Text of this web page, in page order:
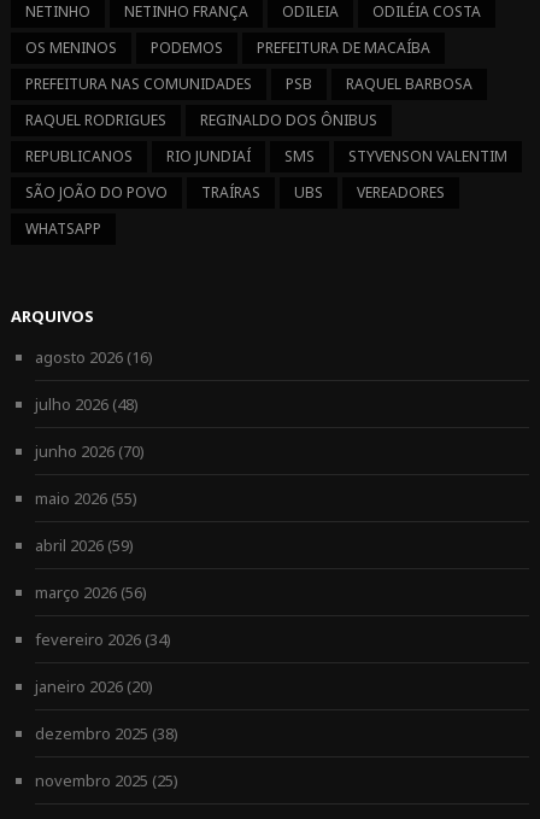
NETINHO
NETINHO FRANÇA ODILEIA
ODILÉIA COSTA
OS MENINOS
PODEMOS
PREFEITURA DE MACAÍBA
PREFEITURA NAS COMUNIDADES
PSB
RAQUEL BARBOSA
RAQUEL RODRIGUES
REGINALDO DOS ÔNIBUS
REPUBLICANOS
RIO JUNDIAÍ SMS
STYVENSON VALENTIM
SÃO JOÃO DO POVO
TRAÍRAS UBS
VEREADORES
WHATSAPP
ARQUIVOS
agosto 2026(16)
julho 2026(48)
junho 2026(70)
maio 2026(55)
abril 2026(59)
março 2026(56)
fevereiro 2026(34)
janeiro 2026(20)
dezembro 2025 (38)
novembro 2025 (25)